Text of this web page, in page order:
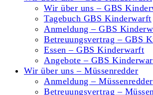
Wir über uns – GBS
Tagebuch GBS Kinderwarft
Anmeldung – GBS
Betreuungsvertrag – GBS
Essen – GBS Kinderwarft
Angebote – GBS
Wir über uns – Müssenredder
Anmeldung – Müssenredder
Betreuungsvertrag –